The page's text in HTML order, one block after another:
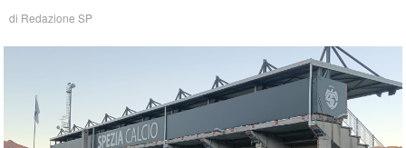
di Redazione SP